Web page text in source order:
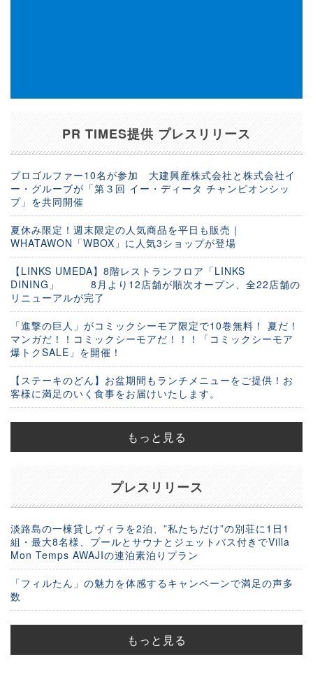
PR TIMES提供 プレスリリース
プロゴルファー10名が参加 大建興産株式会社と株式会社イ
ー・グルーブが「第３回 イー・ディータ チャンピオンシッ
プ」を共同開催
夏休み限定！週末限定の人気商品を平日も販売｜
WHATAWON「WBOX」に人気3ショップが登場
【LINKS UMEDA】8階レストランフロア「LINKS
DINING」 8月より12店舗が順次オープン、全22店舗の
リニューアルが完了
「進撃の巨人」がコミックシーモア限定で10巻無料！ 夏だ！
マンガだ！！コミックシーモアだ！！！「コミックシーモア
爆トクSALE」を開催！
【ステーキのどん】お盆期間もランチメニューをご提供！お
客様に満足のいく食事をお届けいたします。
もっと見る
プレスリリース
淡路島の一棟貸しヴィラを2泊、”私たちだけ”の別荘に1日1
組・最大8名様、プールとサウナとジェットバス付きでVilla
Mon Temps AWAJIの連泊素泊りプラン
「フィルたん」の魅力を体感するキャンペーンで満足の声多
数
もっと見る